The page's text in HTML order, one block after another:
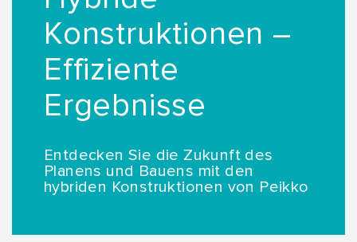
Konstruktionen –
Effiziente
Ergebnisse
Entdecken Sie die Zukunft des
Planens und Bauens mit den
hybriden Konstruktionen von Peikko